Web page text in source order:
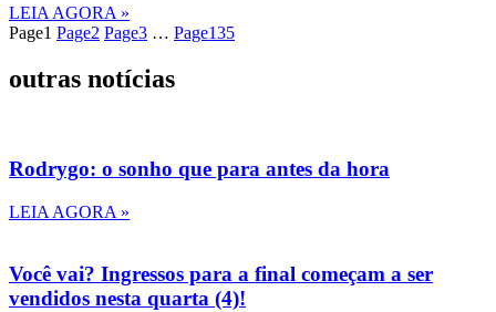
LEIA AGORA »
Page1 Page2 Page3 … Page135
outras notícias
Rodrygo: o sonho que para antes da hora
LEIA AGORA »
Você vai? Ingressos para a final começam a ser
vendidos nesta quarta (4)!